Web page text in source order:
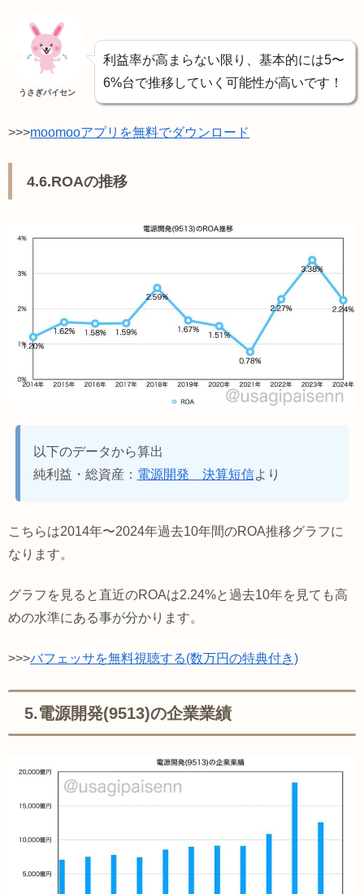
うさぎパイセン
利益率が高まらない限り、基本的には5〜
6%台で推移していく可能性が高いです！
>>>moomooアプリを無料でダウンロード
4.6.ROAの推移
以下のデータから算出
純利益・総資産： 電源開発 決算短信より
こちらは2014年〜2024年過去10年間のROA推移グラフに
なります。
グラフを見ると直近のROAは2.24%と過去10年を見ても高
めの水準にある事が分かります。
>>>バフェッサを無料視聴する(数万円の特典付き)
5.電源開発(9513)の企業業績